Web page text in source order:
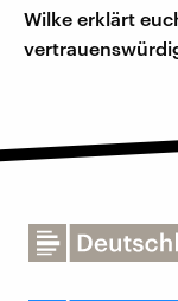
Wilke erklärt